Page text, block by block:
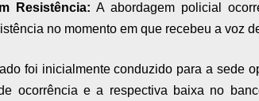
Resistência: A abordagem policial
no momento em que recebeu a voz
foi inicialmente conduzido para a sede
ocorrência e a respectiva baixa no